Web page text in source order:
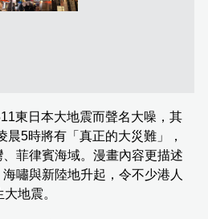
東日本大地震而聲名大噪，其
晨5時將有「真正的大災難」，
菲律賓海域。漫畫內容更描述
嘯與新陸地升起，令不少港人
地震。